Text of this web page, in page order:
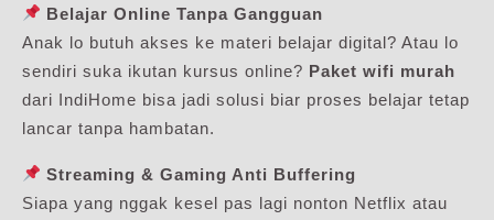
Belajar Online Tanpa Gangguan
Anak lo butuh akses ke materi belajar digital? Atau lo
sendiri suka ikutan kursus online? Paket wifi murah
dari IndiHome bisa jadi solusi biar proses belajar tetap
lancar tanpa hambatan.
Streaming & Gaming Anti Buffering
Siapa yang nggak kesel pas lagi nonton Netflix atau